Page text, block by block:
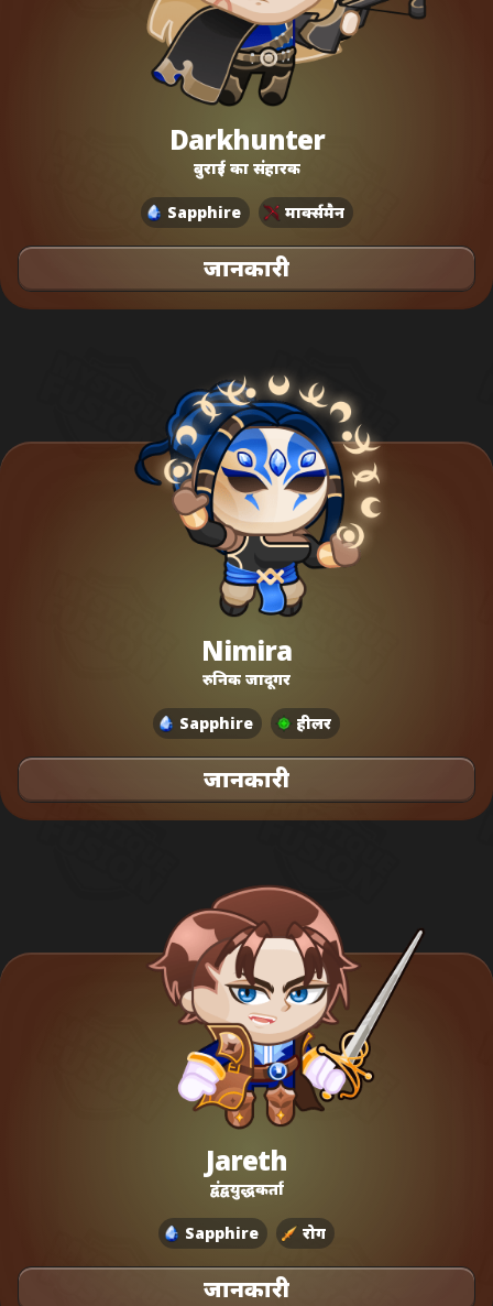
Darkhunter
बुराई का संहारक
Sapphire मार्क्समैन
जानकारी
Nimira
रुनिक जादूगर
Sapphire हीलर
जानकारी
Jareth
द्वंद्वयुद्धकर्ता
Sapphire रोग
जानकारी